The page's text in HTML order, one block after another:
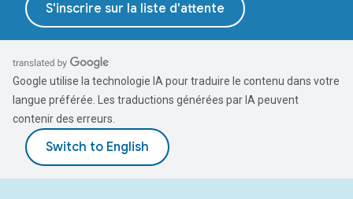
S'inscrire sur la liste d'attente
Google utilise la technologie IA pour traduire le contenu dans votre
langue préférée. Les traductions générées par IA peuvent
contenir des erreurs.